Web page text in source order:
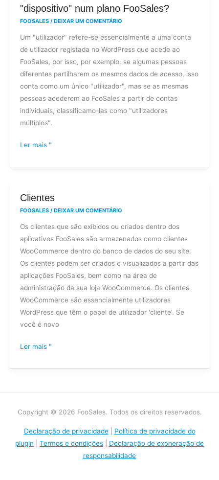
"dispositivo" num plano FooSales?
FOOSALES / DEIXAR UM COMENTÁRIO
Um "utilizador" refere-se essencialmente a uma conta
de utilizador registada no WordPress que acede ao
FooSales, por isso, por exemplo, se algumas pessoas
diferentes partilharem os mesmos dados de acesso, isso
conta como um único "utilizador", mas se as mesmas
pessoas acederem ao FooSales a partir de contas
individuais, classificamo-las como "utilizadores
múltiplos".
é
de
"utilizador"
e
"dispositivo"
num
plano
FooSales?
Ler mais "
Clientes
FOOSALES / DEIXAR UM COMENTÁRIO
Os clientes que são exibidos ou criados dentro dos
aplicativos FooSales são armazenados como clientes
WooCommerce dentro do banco de dados do seu site.
Os clientes podem ser criados e visualizados a partir das
aplicações FooSales, bem como na área de
administração da sua loja WooCommerce. Os clientes
WooCommerce são essencialmente utilizadores
WordPress que têm o papel de utilizador 'cliente'. Se
você é novo
Clientes
Ler mais "
Copyright © 2026 FooSales. Todos os direitos reservados.
Declaração de privacidade| Política de privacidade do
plugin
Termos e condições
Declaração de exoneração de
responsabilidade